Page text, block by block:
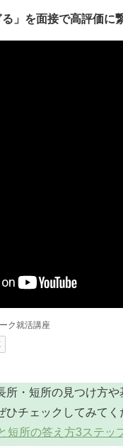
」を面接で高評価に
所・短所の見つけ方
チェックしてみてく
短所の答え方3ステッ